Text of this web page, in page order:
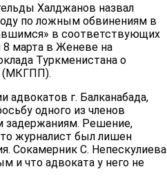
Халджанов назвал
по ложным обвинениям в
в соответствующих
8 марта в Женеве на
Туркменистана о
(МКГПП).
г. Балканабада,
одного из членов
задержаниям. Решение,
журналист был лишен
Сокамерник С. Непескулиева
и что адвоката у него не